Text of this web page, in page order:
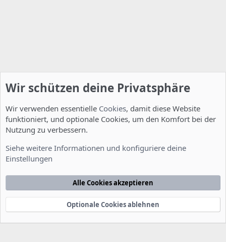
Nutzungsbedingungen Datenschutzerklärung
Startseite
e
Community platform by XenForo® © 2010-2022 XenForo Ltd.
xenDach©2010-2014
Wir schützen deine Privatsphäre
Wir verwenden essentielle Cookies, damit diese Website
funktioniert, und optionale Cookies, um den Komfort bei der
Nutzung zu verbessern.
Siehe weitere Informationen und konfiguriere deine
Einstellungen
Alle Cookies akzeptieren
Optionale Cookies ablehnen